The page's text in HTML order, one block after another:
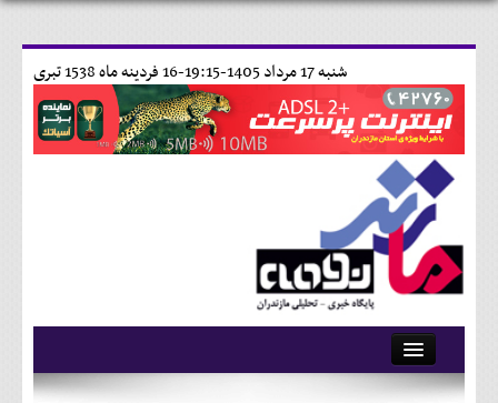
16 فردينه ماه 1538 تبری شنبه 17 مرداد 1405-19:15-
آرشیو